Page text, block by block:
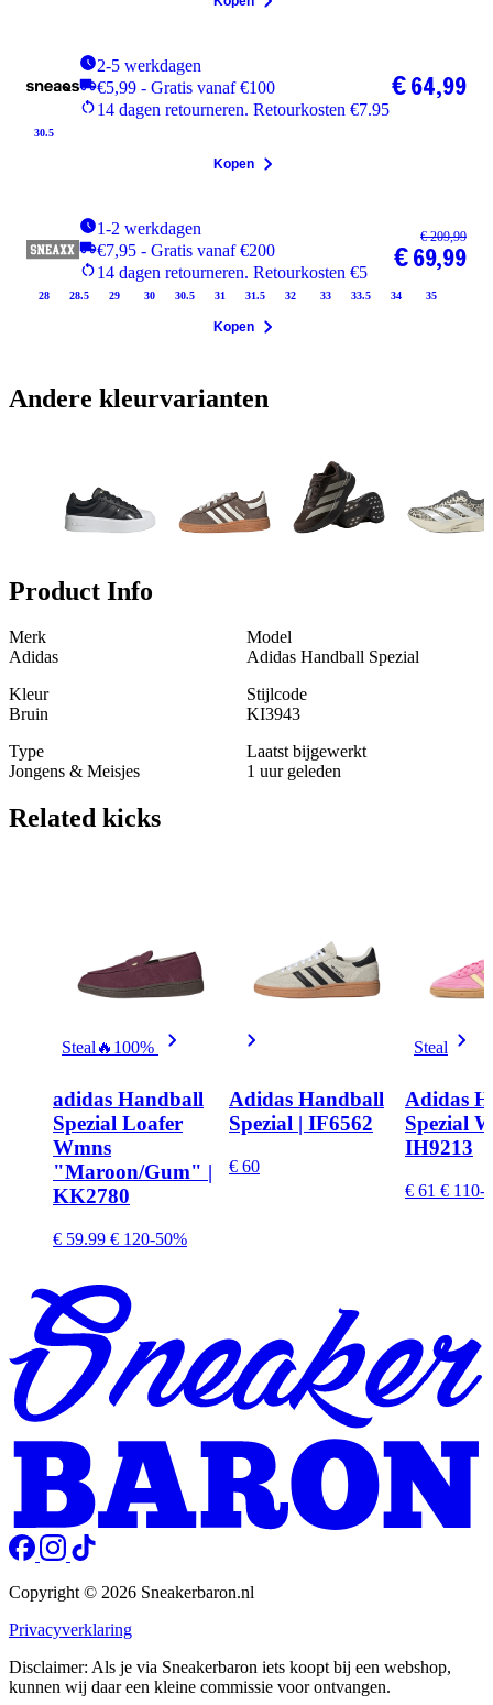
2-5 werkdagen
€5,99 - Gratis vanaf €100
14 dagen retourneren. Retourkosten €7.95
30.5
€ 64,99
Kopen
1-2 werkdagen
€7,95 - Gratis vanaf €200
14 dagen retourneren. Retourkosten €5
28 28.5 29 30 30.5 31 31.5 32 33 33.5 34 35
€ 209,99
€ 69,99
Kopen
Andere kleurvarianten
Product Info
Merk
Adidas
Model
Adidas Handball Spezial
Kleur
Bruin
Stijlcode
KI3943
Type
Jongens & Meisjes
Laatst bijgewerkt
1 uur geleden
Related kicks
Steal 🔥 100%
adidas Handball
Spezial Loafer
Wmns
"Maroon/Gum" |
KK2780
€ 59.99 € 120-50%
Adidas Handball
Spezial | IF6562
€ 60
Steal
Adidas
Spezial
IH9213
€ 61 € 110-
Copyright © 2026 Sneakerbaron.nl
Privacyverklaring
Disclaimer: Als je via Sneakerbaron iets koopt bij een webshop,
kunnen wij daar een kleine commissie voor ontvangen.